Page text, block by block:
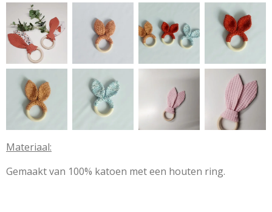
Materiaal:
Gemaakt van 100% katoen met een houten ring.